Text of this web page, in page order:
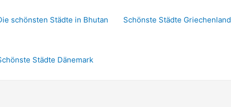
schönsten Städte in Bhutan Schönste Städte Griechenland
Städte Dänemark